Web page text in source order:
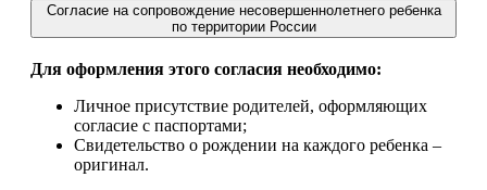
Согласие на сопровождение несовершеннолетнего ребенка
по территории России
Для оформления этого согласия необходимо:
Личное присутствие родителей, оформляющих
согласие с паспортами;
Свидетельство о рождении на каждого ребенка –
оригинал.